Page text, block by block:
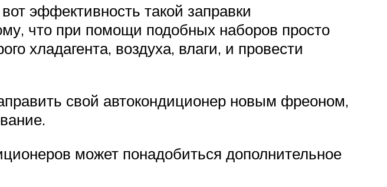
эффективность такой заправки
что при помощи подобных наборов просто
хладагента, воздуха, влаги, и провести
свой автокондиционер новым фреоном,
может понадобиться дополнительное